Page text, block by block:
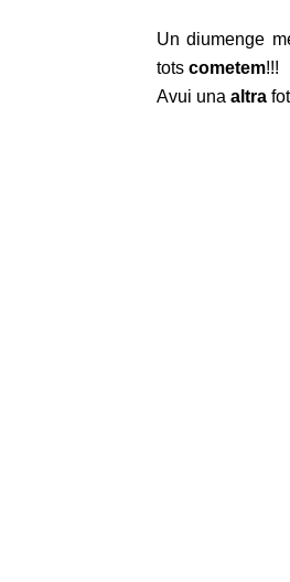
Un diumenge
tots cometem!!!
Avui una altra